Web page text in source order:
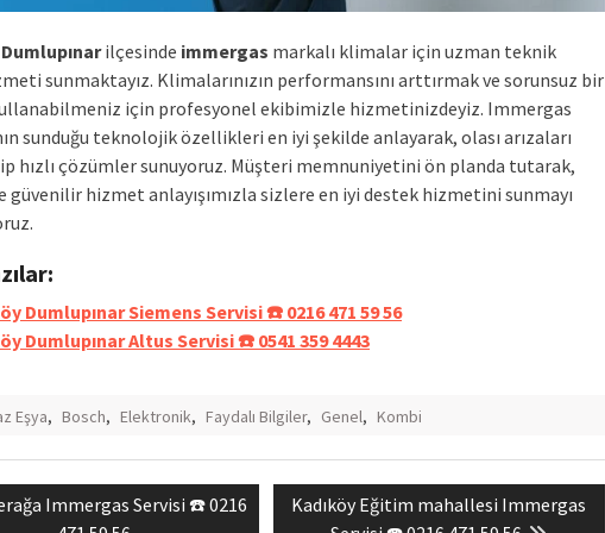
ilçesinde immergas markalı klimalar için uzman teknik
sunmaktayız. Klimalarınızın performansını arttırmak ve sorunsuz bir
için profesyonel ekibimizle hizmetinizdeyiz. Immergas
sunduğu teknolojik özellikleri en iyi şekilde anlayarak, olası arızaları
hızlı çözümler sunuyoruz. Müşteri memnuniyetini ön planda tutarak,
güvenilir hizmet anlayışımızla sizlere en iyi destek hizmetini sunmayı
Dumlupınar Siemens Servisi ☎️ 0216 471 59 56
Dumlupınar Altus Servisi ☎️ 0541 359 4443
Eşya, Bosch, Elektronik, Faydalı Bilgiler, Genel, Kombi
Immergas Servisi ☎️ 0216
Next
Kadıköy Eğitim mahallesi Immergas